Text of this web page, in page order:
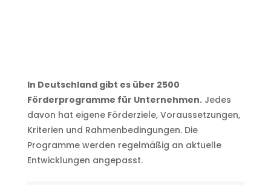
In Deutschland gibt es über 2500
Förderprogramme für Unternehmen.Jedes
davon hat eigene Förderziele, Voraussetzungen,
Kriterien und Rahmenbedingungen. Die
Programme werden regelmäßig an aktuelle
Entwicklungen angepasst.